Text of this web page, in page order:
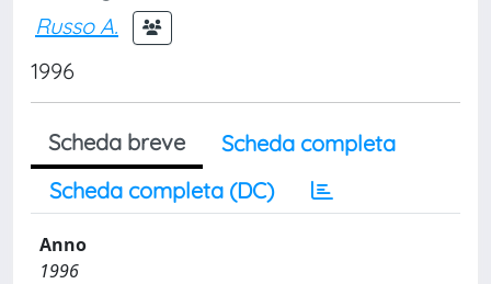
Russo A.
1996
Scheda breve
Scheda completa
Scheda completa (DC)
Anno
1996